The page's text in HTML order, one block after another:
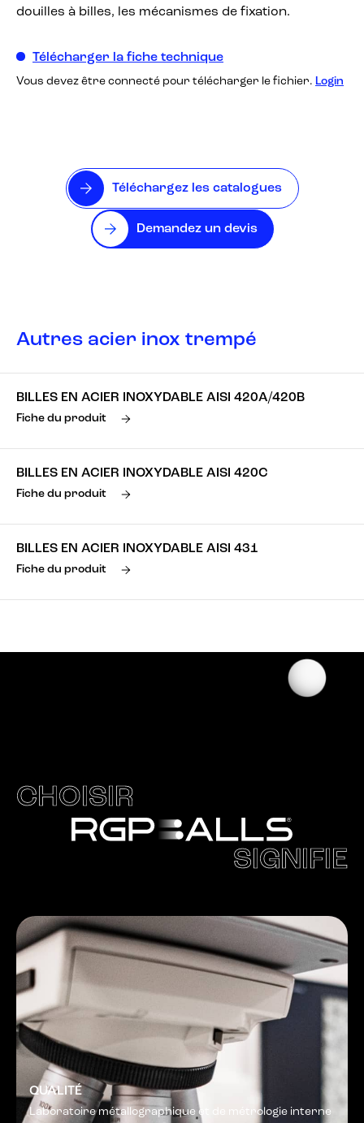
douilles à billes, les mécanismes de fixation.
Télécharger la fiche technique
Vous devez être connecté pour télécharger le fichier. Login
Téléchargez les catalogues
Demandez un devis
Autres acier inox trempé
BILLES EN ACIER INOXYDABLE AISI 420A/420B
Fiche du produit
BILLES EN ACIER INOXYDABLE AISI 420C
Fiche du produit
BILLES EN ACIER INOXYDABLE AISI 431
Fiche du produit
CHOISIR
SIGNIFIE
QUALITÉ
Laboratoire métallographique et de métrologie interne